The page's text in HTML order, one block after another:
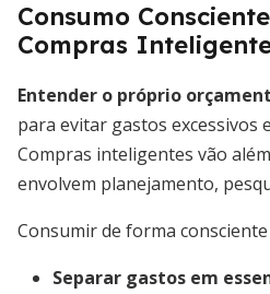
Consumo
Compras
Entender o próprio
para evitar gastos excessivos
Compras inteligentes vão
envolvem planejamento,
Consumir de forma
Separar gastos em